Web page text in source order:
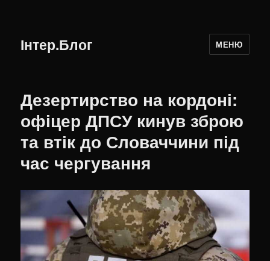
Інтер.Блог МЕНЮ
Дезертирство на кордоні:
офіцер ДПСУ кинув зброю
та втік до Словаччини під
час чергування